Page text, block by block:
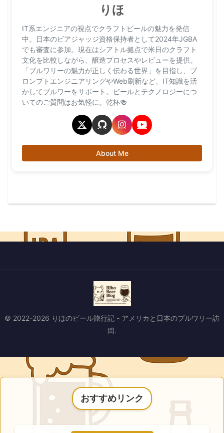
りほ
IT系エンジニアの視点でクラフトビールの魅力を発信
中。日本のビアジャッジ資格保持者として2024年JGBA
でも審査に参加。現在はシアトル拠点で米日のクラフト
文化を比較しながら、醸造プロセスやレビューを提供。
「ブルワリーの魅力が正しく伝わる世界」を目指し、プ
ロンプトエンジニアリングやWeb刷新など、IT知識を活
かしてブルワーをサポート。ビールとテクノロジーにつ
いてのご質問はお気軽に。乾杯🍻
About Me
© 2022-2026 りほのビール旅行記 - アメリカと日本のブルワリー訪
問.
おすすめリンク